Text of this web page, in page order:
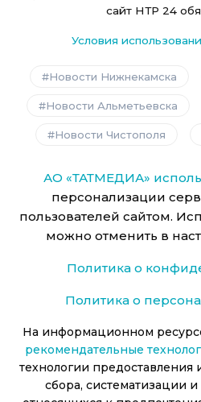
сайт НТР 24
Условия
Новости Нижнекамска
Новости Альметьевска
Новости Чистополя
АО «ТАТМЕДИА»
персонализации
пользователей сайтом.
можно отменить в
Политика о
Политика о
На информационном
рекомендательные
технологии
сбора, систематизации